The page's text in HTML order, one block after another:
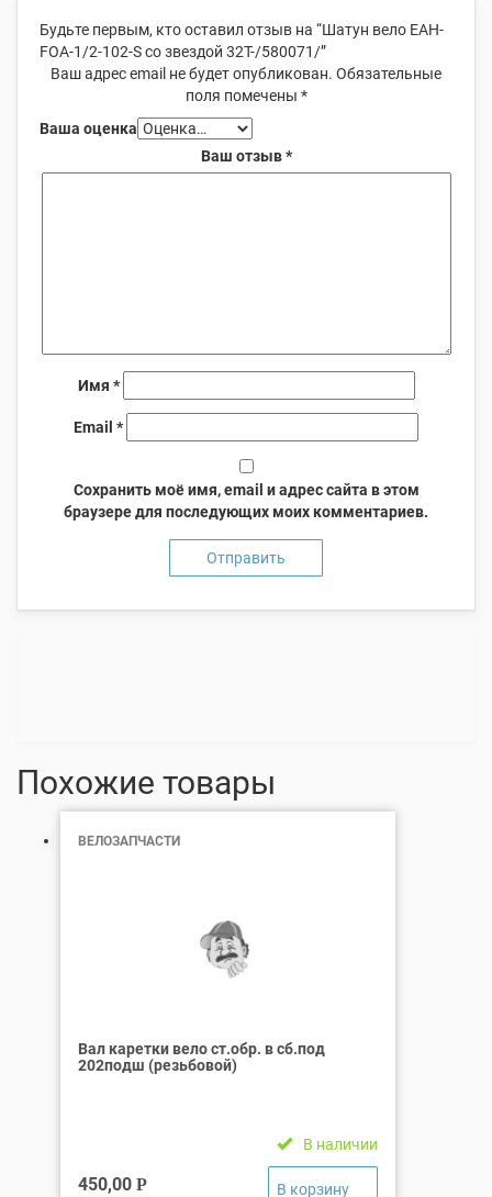
Будьте первым, кто оставил отзыв на “Шатун вело ЕАН-
FOA-1/2-102-S со звездой 32Т-/580071/”
Ваш адрес email не будет опубликован. Обязательные
поля помечены *
Ваша оценка
Ваш отзыв*
Имя *
Email *
Сохранить моё имя, email и адрес сайта в этом
браузере для последующих моих комментариев.
Похожие товары
ВЕЛОЗАПЧАСТИ
Вал каретки вело ст.обр. в сб.под
202подш (резьбовой)
В наличии
450,00 Р